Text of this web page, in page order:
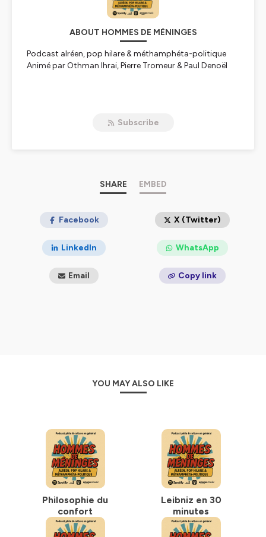
ABOUT HOMMES DE MÉNINGES
Podcast alréen, pop hilare & méthamphéta-politique
Animé par Othman Ihrai, Pierre Tromeur & Paul Denoël
Subscribe
SHARE EMBED
Facebook X (Twitter)
LinkedIn WhatsApp
Email Copy link
YOU MAY ALSO LIKE
Philosophie du
confort
Leibniz en 30
minutes